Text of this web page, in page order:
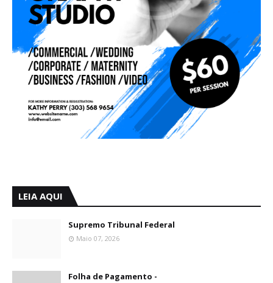
LEIA AQUI
Supremo Tribunal Federal
Maio 07, 2026
Folha de Pagamento -